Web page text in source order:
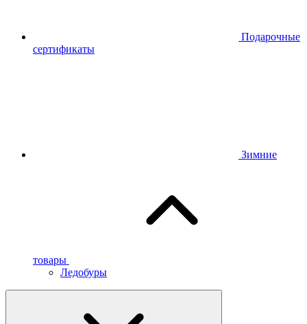
Подарочные
сертификаты
Зимние
товары
Ледобуры